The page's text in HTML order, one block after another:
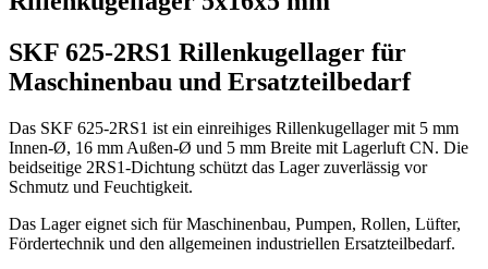
SKF 625-2RS1 Rillenkugellager für
Maschinenbau und Ersatzteilbedarf
Das SKF 625-2RS1 ist ein einreihiges Rillenkugellager mit 5 mm
Innen-Ø, 16 mm Außen-Ø und 5 mm Breite mit Lagerluft CN. Die
beidseitige 2RS1-Dichtung schützt das Lager zuverlässig vor
Schmutz und Feuchtigkeit.
Das Lager eignet sich für Maschinenbau, Pumpen, Rollen, Lüfter,
Fördertechnik und den allgemeinen industriellen Ersatzteilbedarf.